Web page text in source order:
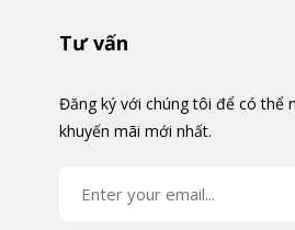
Tư vấn
Đăng ký với chúng tôi để có thể
khuyến mãi mới nhất.